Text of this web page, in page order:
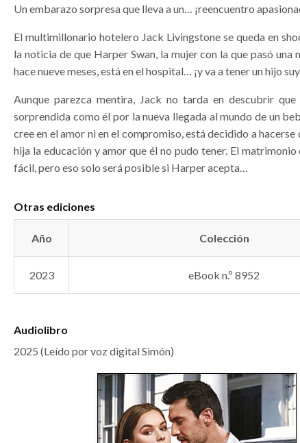
Un embarazo sorpresa que lleva a un… ¡reencuentro
El multimillonario hotelero Jack Livingstone se queda en
la noticia de que Harper Swan, la mujer con la que pasó una
hace nueve meses, está en el hospital… ¡y va a tener un hijo
Aunque parezca mentira, Jack no tarda en descubrir
sorprendida como él por la nueva llegada al mundo de un
cree en el amor ni en el compromiso, está decidido a hacerse
hija la educación y amor que él no pudo tener. El matrimonio
fácil, pero eso solo será posible si Harper acepta…
Otras ediciones
Año Colección
2023 eBook n.º 8952
Audiolibro
2025 (Leído por voz digital Simón)